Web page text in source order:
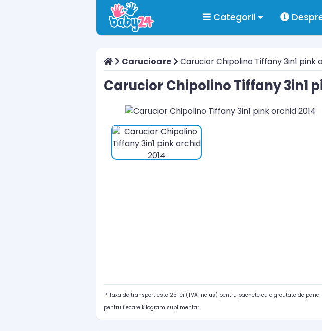
Categorii
Carucioare Carucior Chipolino Tiffany 3in1 pink
Carucior Chipolino Tiffany 3in1
* Taxa de transport este 25 lei (TVA inclus) pentru pachete cu o greutate de
pentru fiecare kilogram suplimentar.